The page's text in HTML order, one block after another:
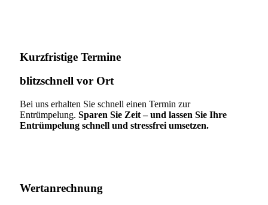
Kurzfristige Termine​
blitzschnell vor Ort
Bei uns erhalten Sie schnell einen Termin zur
Entrümpelung. Sparen Sie Zeit – und lassen Sie Ihre
Entrümpelung schnell und stressfrei umsetzen.
Wertanrechnung